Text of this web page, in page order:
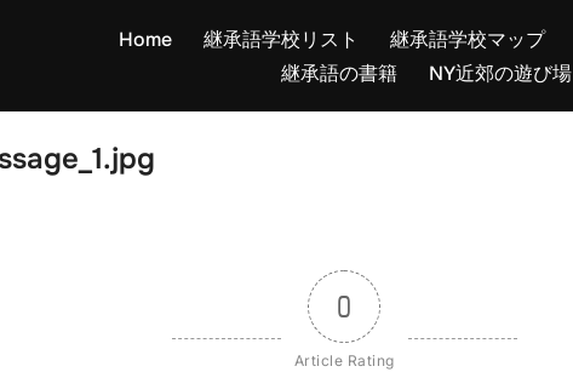
Home 継承語学校リスト 継承語学校マップ
継承語の書籍
NY近郊の遊び場
0
Article Rating